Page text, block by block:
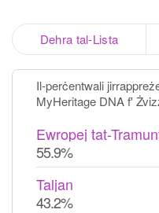
Dehra tal-Lista
Il-perċentwali
MyHeritage DNA f'
Ewropej tat-
55.9%
Taljan
43.2%